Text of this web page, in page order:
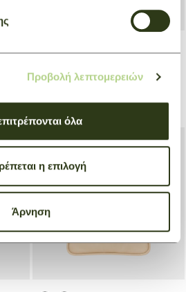
Προβολή λεπτομερειών
όλα
η επιλογή
Άρνηση
Natural